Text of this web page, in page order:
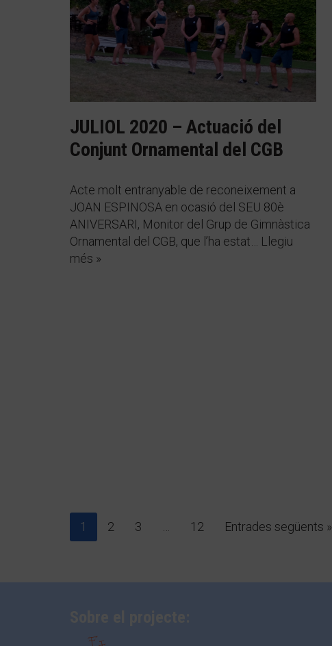
JULIOL 2020 – Actuació del
Conjunt Ornamental del CGB
Acte molt entranyable de reconeixement a
JOAN ESPINOSA en ocasió del SEU 80è
ANIVERSARI, Monitor del Grup de Gimnàstica
Ornamental del CGB, que l’ha estat… Llegiu
més »
1 2 3 12 Entrades següents »